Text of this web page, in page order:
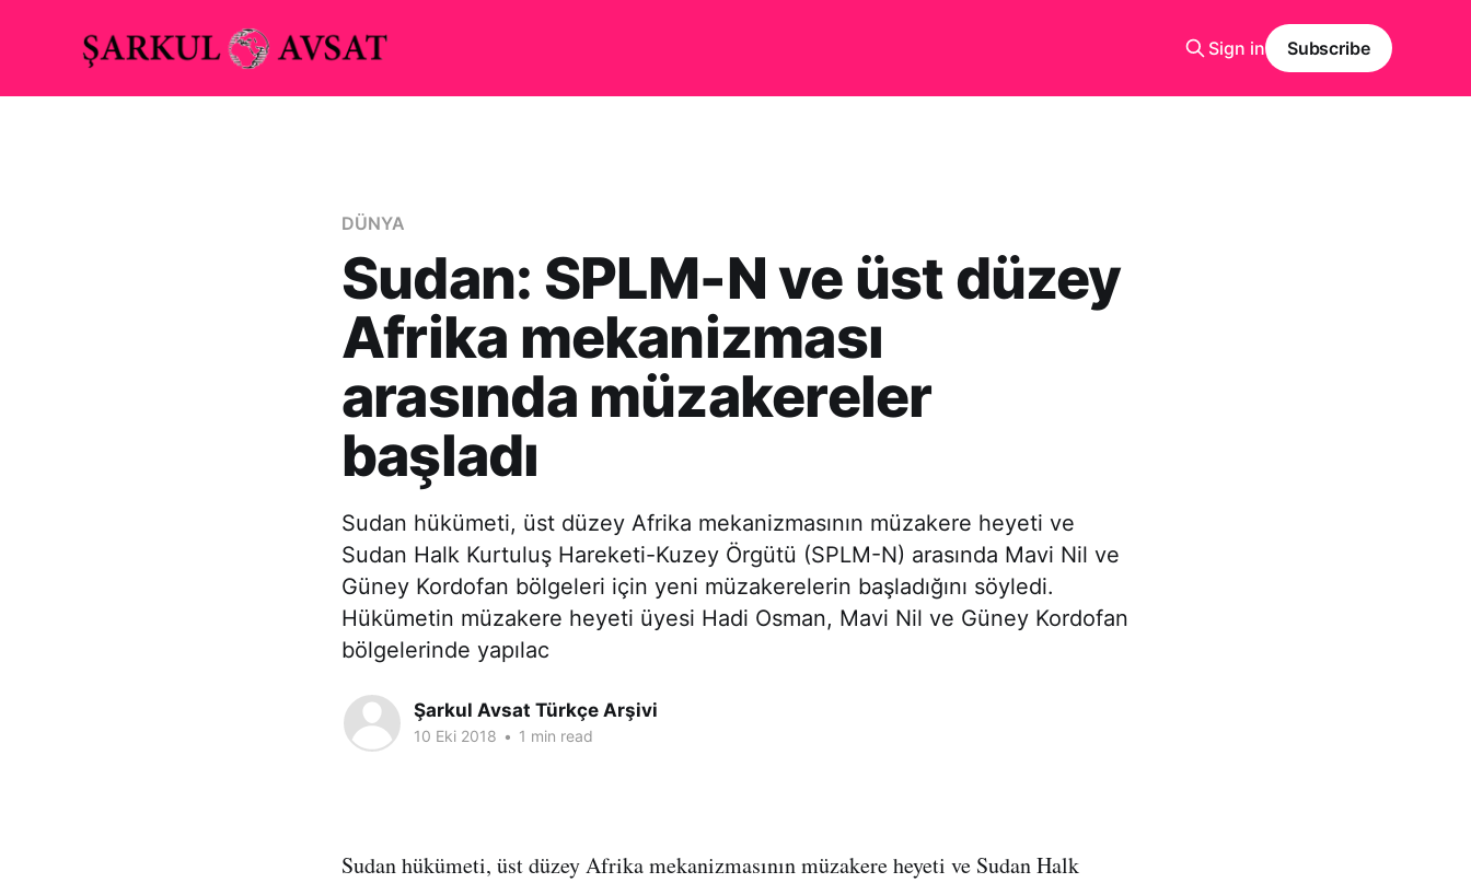
Sign in Subscribe
DÜNYA
Sudan: SPLM-N ve üst düzey
Afrika mekanizması
arasında müzakereler
başladı
Sudan hükümeti, üst düzey Afrika mekanizmasının müzakere heyeti ve
Sudan Halk Kurtuluş Hareketi-Kuzey Örgütü (SPLM-N) arasında Mavi Nil ve
Güney Kordofan bölgeleri için yeni müzakerelerin başladığını söyledi.
Hükümetin müzakere heyeti üyesi Hadi Osman, Mavi Nil ve Güney Kordofan
bölgelerinde yapılac
Şarkul Avsat Türkçe Arşivi
10 Eki 2018 • 1 min read
Sudan hükümeti, üst düzey Afrika mekanizmasının müzakere heyeti ve Sudan Halk